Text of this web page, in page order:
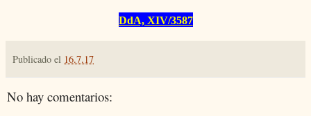
DdA, XIV/3587
Publicado el 16.7.17
No hay comentarios: